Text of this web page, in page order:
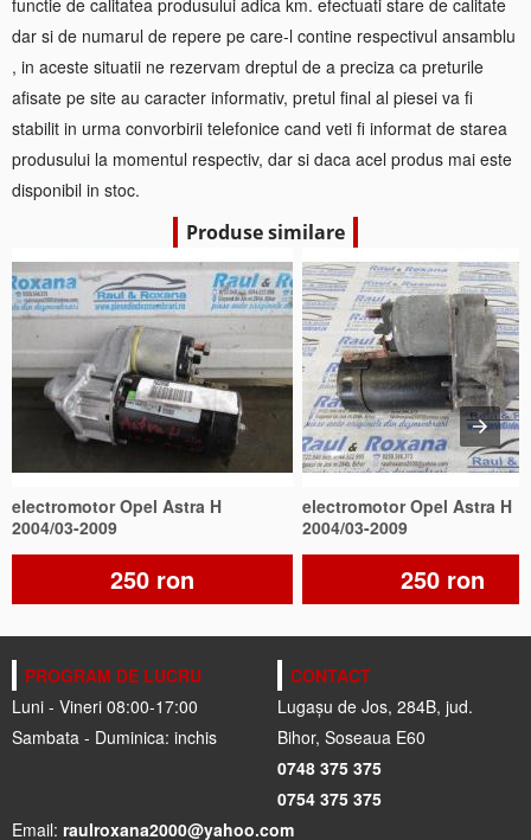
dar si de numarul de repere pe care-l contine respectivul ansamblu
, in aceste situatii ne rezervam dreptul de a preciza ca preturile
afisate pe site au caracter informativ, pretul final al piesei va fi
stabilit in urma convorbirii telefonice cand veti fi informat de starea
produsului la momentul respectiv, dar si daca acel produs mai este
disponibil in stoc.
Produse similare
electromotor Opel Astra H
2004/03-2009
250 ron
electromotor Opel Astra H
2004/03-2009
250 ron
PROGRAM DE LUCRU
Luni - Vineri 08:00-17:00
Sambata - Duminica: inchis
CONTACT
Lugașu de Jos, 284B, jud.
Bihor, Soseaua E60
0748 375 375
0754 375 375
Email: raulroxana2000@yahoo.com